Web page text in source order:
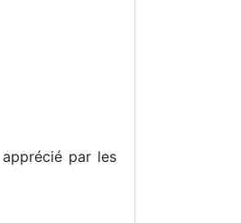
par les